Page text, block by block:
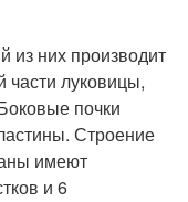
из них производит
части луковицы,
почки
Строение
имеют
и 6